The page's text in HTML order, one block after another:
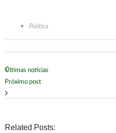
Política
Últimas notícias
Próximo post
Related Posts: